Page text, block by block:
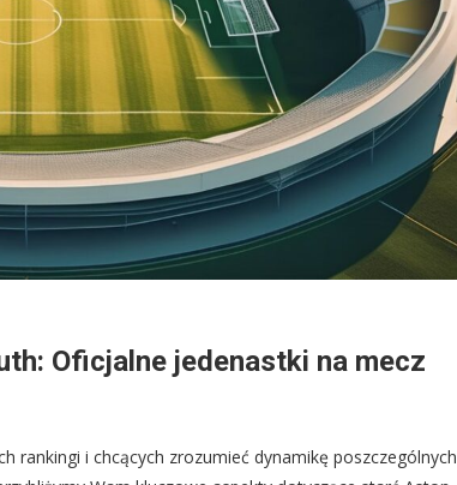
Oficjalne jedenastki na mecz
rankingi i chcących zrozumieć dynamikę poszczególnych